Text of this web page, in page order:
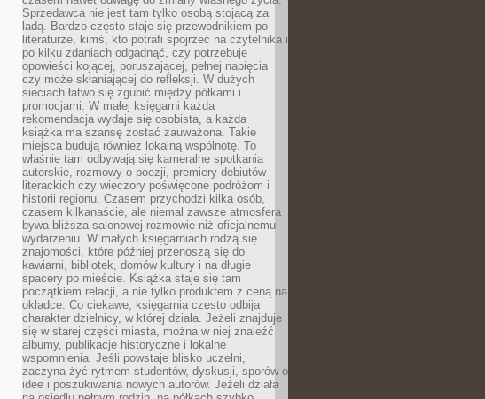
Sprzedawca nie jest tam tylko osobą stojącą za
ladą. Bardzo często staje się przewodnikiem po
literaturze, kimś, kto potrafi spojrzeć na czytelnika i
po kilku zdaniach odgadnąć, czy potrzebuje
opowieści kojącej, poruszającej, pełnej napięcia
czy może skłaniającej do refleksji. W dużych
sieciach łatwo się zgubić między półkami i
promocjami. W małej księgarni każda
rekomendacja wydaje się osobista, a każda
książka ma szansę zostać zauważona. Takie
miejsca budują również lokalną wspólnotę. To
właśnie tam odbywają się kameralne spotkania
autorskie, rozmowy o poezji, premiery debiutów
literackich czy wieczory poświęcone podróżom i
historii regionu. Czasem przychodzi kilka osób,
czasem kilkanaście, ale niemal zawsze atmosfera
bywa bliższa salonowej rozmowie niż oficjalnemu
wydarzeniu. W małych księgarniach rodzą się
znajomości, które później przenoszą się do
kawiarni, bibliotek, domów kultury i na długie
spacery po mieście. Książka staje się tam
początkiem relacji, a nie tylko produktem z ceną na
okładce. Co ciekawe, księgarnia często odbija
charakter dzielnicy, w której działa. Jeżeli znajduje
się w starej części miasta, można w niej znaleźć
albumy, publikacje historyczne i lokalne
wspomnienia. Jeśli powstaje blisko uczelni,
zaczyna żyć rytmem studentów, dyskusji, sporów o
idee i poszukiwania nowych autorów. Jeżeli działa